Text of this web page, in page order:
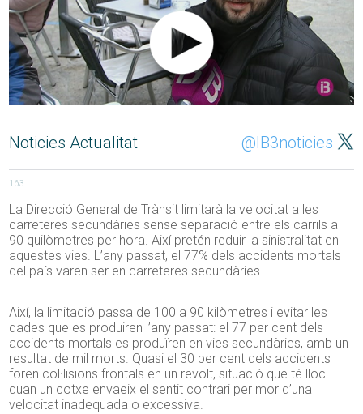
Noticies Actualitat @IB3noticies
163
La Direcció General de Trànsit limitarà la velocitat a les
carreteres secundàries sense separació entre els carrils a
90 quilòmetres per hora. Així pretén reduir la sinistralitat en
aquestes vies. L’any passat, el 77% dels accidents mortals
del país varen ser en carreteres secundàries.
Així, la limitació passa de 100 a 90 kilòmetres i evitar les
dades que es produiren l’any passat: el 77 per cent dels
accidents mortals es produïren en vies secundàries, amb un
resultat de mil morts. Quasi el 30 per cent dels accidents
foren col·lisions frontals en un revolt, situació que té lloc
quan un cotxe envaeix el sentit contrari per mor d’una
velocitat inadequada o excessiva.